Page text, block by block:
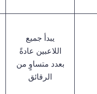
يبدأ جميع
اللاعبين عادةً
بعدد متساوٍ من
الرقائق